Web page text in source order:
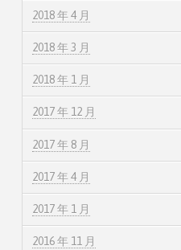
2018 年 4 月
2018 年 3 月
2018 年 1 月
2017 年 12 月
2017 年 8 月
2017 年 4 月
2017 年 1 月
2016 年 11 月